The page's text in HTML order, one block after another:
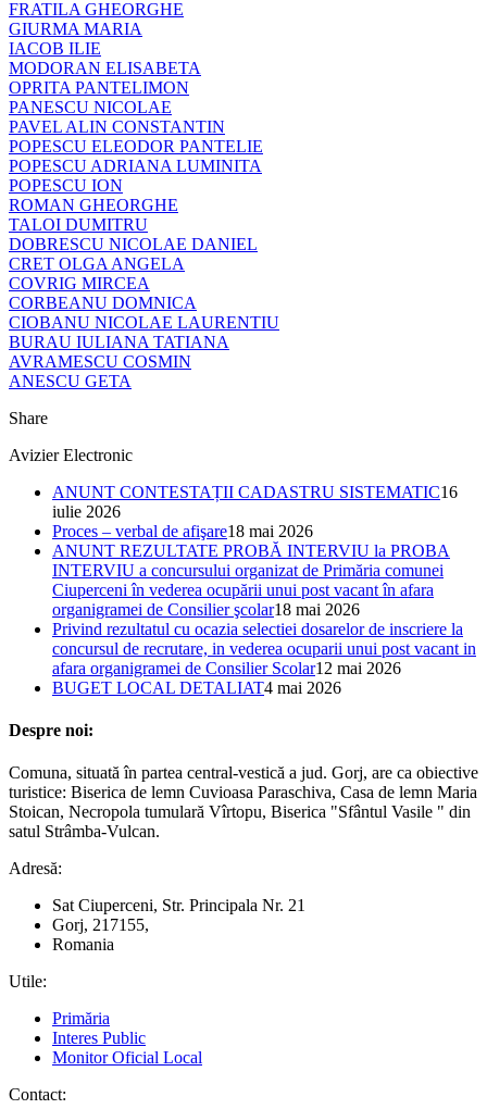
FRATILA GHEORGHE
GIURMA MARIA
IACOB ILIE
MODORAN ELISABETA
OPRITA PANTELIMON
PANESCU NICOLAE
PAVEL ALIN CONSTANTIN
POPESCU ELEODOR PANTELIE
POPESCU ADRIANA LUMINITA
POPESCU ION
ROMAN GHEORGHE
TALOI DUMITRU
DOBRESCU NICOLAE DANIEL
CRET OLGA ANGELA
COVRIG MIRCEA
CORBEANU DOMNICA
CIOBANU NICOLAE LAURENTIU
BURAU IULIANA TATIANA
AVRAMESCU COSMIN
ANESCU GETA
Share
Avizier Electronic
ANUNT CONTESTAȚII CADASTRU SISTEMATIC16
iulie 2026
Proces – verbal de afişare18 mai 2026
ANUNT REZULTATE PROBĂ INTERVIU la PROBA
INTERVIU a concursului organizat de Primăria comunei
Ciuperceni în vederea ocupării unui post vacant în afara
organigramei de Consilier şcolar18 mai 2026
Privind rezultatul cu ocazia selectiei dosarelor de inscriere la
concursul de recrutare, in vederea ocuparii unui post vacant in
afara organigramei de Consilier Scolar12 mai 2026
BUGET LOCAL DETALIAT4 mai 2026
Despre noi:
Comuna, situată în partea central-vestică a jud. Gorj, are ca obiective
turistice: Biserica de lemn Cuvioasa Paraschiva, Casa de lemn Maria
Stoican, Necropola tumulară Vîrtopu, Biserica "Sfântul Vasile " din
satul Strâmba-Vulcan.
Adresă:
Sat Ciuperceni, Str. Principala Nr. 21
Gorj, 217155,
Romania
Utile:
Primăria
Interes Public
Monitor Oficial Local
Contact: